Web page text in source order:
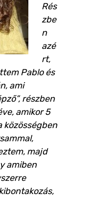
Rés
zbe
n
azé
rt,
Pablo és
ami
részben
amikor 5
közösségben
majd
amiben